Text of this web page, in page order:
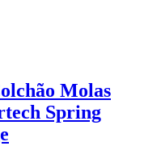
Molas
Spring